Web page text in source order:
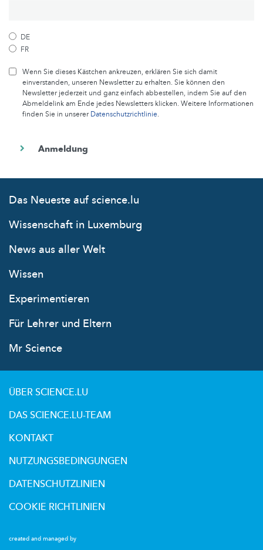
DE
FR
Wenn Sie dieses Kästchen ankreuzen, erklären Sie sich damit
einverstanden, unseren Newsletter zu erhalten. Sie können den
Newsletter jederzeit und ganz einfach abbestellen, indem Sie auf den
Abmeldelink am Ende jedes Newsletters klicken. Weitere Informationen
finden Sie in unsererDatenschutzrichtlinie.
Das Neueste auf science.lu
Wissenschaft in Luxemburg
News aus aller Welt
Wissen
Experimentieren
Für Lehrer und Eltern
Mr Science
created and managed by
ÜBER SCIENCE.LU
DAS SCIENCE.LU-TEAM
KONTAKT
NUTZUNGSBEDINGUNGEN
DATENSCHUTZLINIEN
COOKIE RICHTLINIEN